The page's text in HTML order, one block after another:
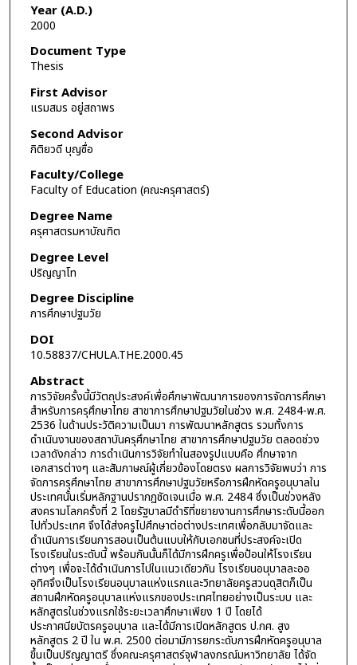
Year (A.D.)
2000
Document Type
Thesis
First Advisor
แรมสมร อยู่สถาพร
Second Advisor
กิติยวดี บุญซื่อ
Faculty/College
Faculty of Education (คณะครุศาสตร์)
Degree Name
ครุศาสตรมหาบัณฑิต
Degree Level
ปริญญาโท
Degree Discipline
การศึกษาปฐมวัย
DOI
10.58837/CHULA.THE.2000.45
Abstract
การวิจัยครั้งนี้มีวัตถุประสงค์เพื่อศึกษาพัฒนาการของการจัดการศึกษา
สำหรับการครุศึกษาไทย สาขาการศึกษาปฐมวัยในช่วง พ.ศ. 2484-พ.ศ.
2536 ในด้านประวัติความเป็นมา การพัฒนาหลักสูตร รวมทั้งการ
ดำเนินงานของสถาบันครุศึกษาไทย สาขาการศึกษาปฐมวัย ตลอดช่วง
เวลาดังกล่าว การดำเนินการวิจัยทำในสองรูปแบบคือ ศึกษาจาก
เอกสารต่างๆ และสัมภาษณ์ผู้เกี่ยวข้องโดยตรง ผลการวิจัยพบว่า การ
จัดการครุศึกษาไทย สาขาการศึกษาปฐมวัยหรือการฝึกหัดครูอนุบาลใน
ประเทศนั้นเริ่มหลักฐานปรากฏชัดเจนเมื่อ พ.ศ. 2484 ซึ่งเป็นช่วงหลัง
สงครามโลกครั้งที่ 2 โดยรัฐบาลมีดำริที่ขยายงานการศึกษาระดับนี้ออก
ไปทั่วประเทศ จึงได้ส่งครูไปศึกษาต่อต่างประเทศเพื่อกลับมาจัดและ
ดำเนินการเรียนการสอนเป็นต้นแบบให้กับเอกชนที่ประสงค์จะเปิด
โรงเรียนในระดับนี้ พร้อมกันนั้นก็ได้มีการฝึกครูเพื่อป้อนให้โรงเรียน
ต่างๆ เพื่อจะได้ดำเนินการไปในแนวเดียวกัน โรงเรียนอนุบาลละออ
อุทิศจึงเป็นโรงเรียนอนุบาลแห่งแรกและวิทยาลัยครูสวนดุสิตก็เป็น
สถานฝึกหัดครูอนุบาลแห่งแรกของประเทศไทยอย่างเป็นระบบ และ
หลักสูตรในช่วงแรกใช้ระยะเวลาศึกษาเพียง 1 ปี โดยได้
ประกาศนียบัตรครูอนุบาล และได้มีการเปิดหลักสูตร ป.กศ. สูง
หลักสูตร 2 ปี ใน พ.ศ. 2500 ต่อมามีการยกระดับการฝึกหัดครูอนุบาล
ขึ้นเป็นปริญญาตรี ซึ่งคณะครุศาสตร์จุฬาลงกรณ์มหาวิทยาลัย ได้จัด